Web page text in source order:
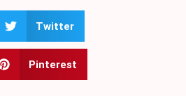
Twitter
Pinterest